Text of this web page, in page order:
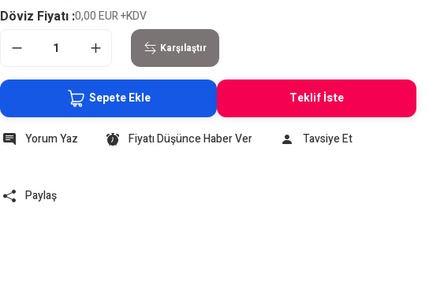
Döviz Fiyatı :0,00 EUR+KDV
Karşılaştır
Sepete Ekle Teklif İste
Yorum Yaz Fiyatı Düşünce Haber Ver Tavsiye Et
Paylaş